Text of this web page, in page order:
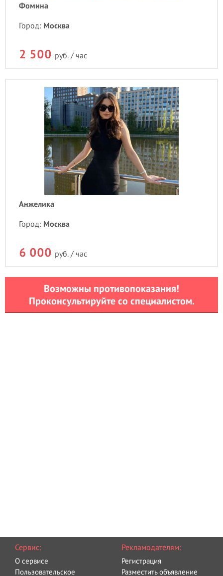
Фомина
Город: Москва
2 500 руб. / час
Анжелика
Город: Москва
6 000 руб. / час
Возможны противопоказания!
Проконсультируйте со специалистом.
Сервис:
О сервисе
Пользовательское
Рекламодателям:
Регистрация
Разместить объявление